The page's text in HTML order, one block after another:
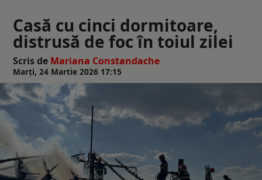
Casă cu cinci dormitoare,
distrusă de foc în toiul zilei
Scris de Mariana Constandache
Marți, 24 Martie 2026 17:15